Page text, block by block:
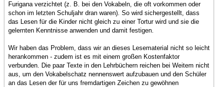
Furigana verzichtet (z. B. bei den Vokabeln, die oft vorkommen oder
schon im letzten Schuljahr dran waren). So wird sichergestellt, dass
das Lesen für die Kinder nicht gleich zu einer Tortur wird und sie die
gelernten Kenntnisse anwenden und damit festigen.
Wir haben das Problem, dass wir an dieses Lesematerial nicht so leicht
herankommen - zudem ist es mit einem großen Kostenfaktor
verbunden. Die paar Texte in den Lehrbüchern reichen bei Weitem nicht
aus, um den Vokabelschatz nennenswert aufzubauen und den Schüler
an das Lesen der für uns fremdartigen Zeichen zu gewöhnen